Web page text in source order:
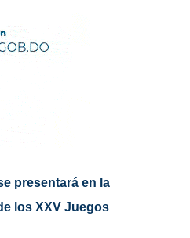
presentará en la
los XXV Juegos